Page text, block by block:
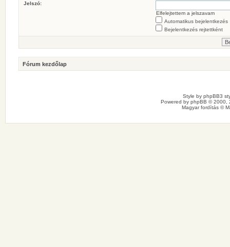
Jelszó:
Elfelejtettem a jelszavam
Automatikus bejelentkezés
Bejelentkezés rejtettként
Fórum kezdőlap
Style by phpBB3
Powered by phpBB © 2000,
Magyar fordítás ©